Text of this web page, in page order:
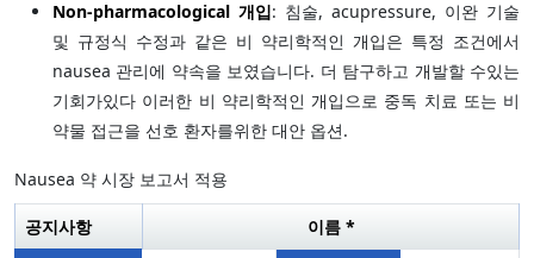
Non-pharmacological 개입: 침술, acupressure, 이완 기술
및 규정식 수정과 같은 비 약리학적인 개입은 특정 조건에서
nausea 관리에 약속을 보였습니다. 더 탐구하고 개발할 수있는
기회가있다 이러한 비 약리학적인 개입으로 중독 치료 또는 비
약물 접근을 선호 환자를위한 대안 옵션.
Nausea 약 시장 보고서 적용
공지사항
이름 *